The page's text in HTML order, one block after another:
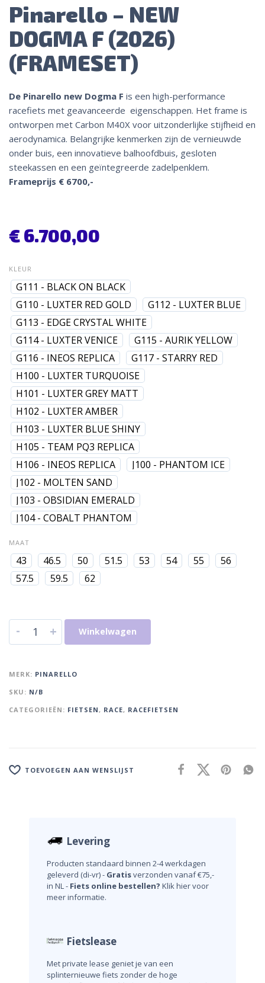
Pinarello – NEW
DOGMA F (2026)
(FRAMESET)
De Pinarello new Dogma F is een high-performance
racefiets met geavanceerde eigenschappen. Het frame is
ontworpen met Carbon M40X voor uitzonderlijke stijfheid en
aerodynamica. Belangrijke kenmerken zijn de vernieuwde
onder buis, een innovatieve balhoofdbuis, gesloten
steekassen en een geïntegreerde zadelpenklem.
Frameprijs € 6700,-
€6.700,00
KLEUR
G111 - BLACK ON BLACK
G110 - LUXTER RED GOLD
G112 - LUXTER BLUE
G113 - EDGE CRYSTAL WHITE
G114 - LUXTER VENICE
G115 - AURIK YELLOW
G116 - INEOS REPLICA
G117 - STARRY RED
H100 - LUXTER TURQUOISE
H101 - LUXTER GREY MATT
H102 - LUXTER AMBER
H103 - LUXTER BLUE SHINY
H105 - TEAM PQ3 REPLICA
H106 - INEOS REPLICA
J100 - PHANTOM ICE
J102 - MOLTEN SAND
J103 - OBSIDIAN EMERALD
J104 - COBALT PHANTOM
MAAT
43 46.5 50 51.5 53 54 55
56
57.5
59.5 62
- + Winkelwagen
MERK: PINARELLO
SKU: N/B
CATEGORIEËN: FIETSEN , RACE, RACEFIETSEN
TOEVOEGEN AAN WENSLIJST
Levering
Producten standaard binnen 2-4 werkdagen
geleverd (di-vr) - Gratisverzonden vanaf €75,-
in NL - Fiets online bestellen? Klik hier voor
meer informatie.
Fietslease
Met private lease geniet je van een
splinternieuwe fiets zonder de hoge